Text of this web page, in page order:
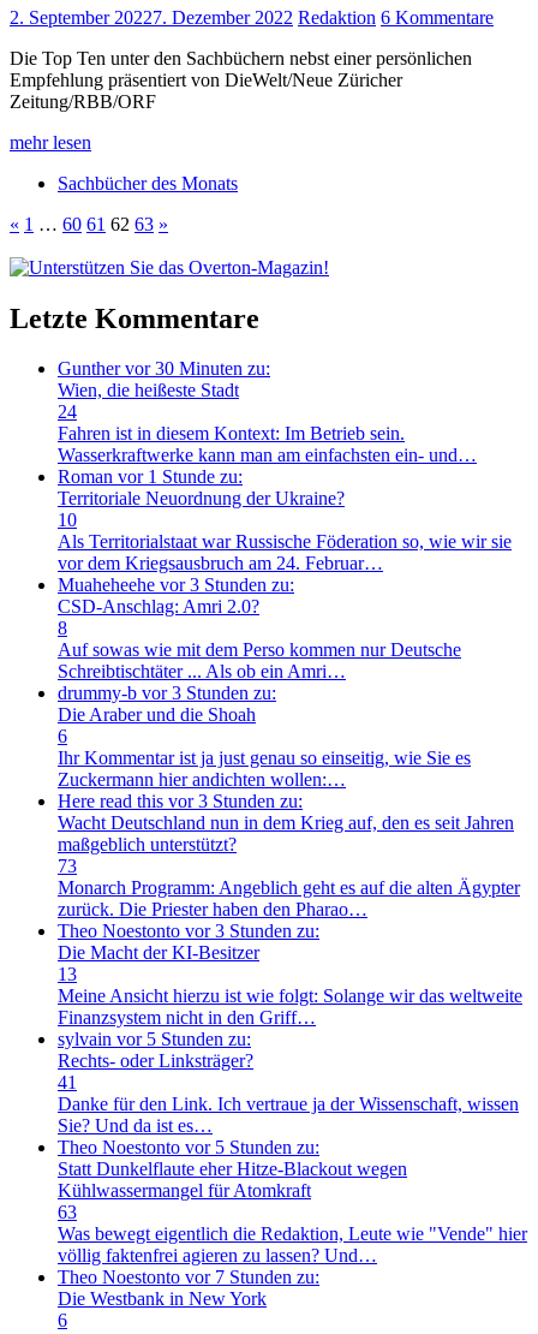
2. September 20227. Dezember 2022 Redaktion 6 Kommentare
Die Top Ten unter den Sachbüchern nebst einer persönlichen
Empfehlung präsentiert von DieWelt/Neue Züricher
Zeitung/RBB/ORF
mehr lesen
Sachbücher des Monats
Seitennummerierung
der
« Vorherige
1 … 60 61 62 63 Nächste
»
Letzte Kommentare
Gunthervor 30 Minuten zu:
Wien, die heißeste Stadt
24
Fahren ist in diesem Kontext: Im Betrieb sein.
Wasserkraftwerke kann man am einfachsten ein- und…
Roman vor 1 Stunde zu:
Territoriale Neuordnung der Ukraine?
10
Als Territorialstaat war Russische Föderation so, wie wir sie
vor dem Kriegsausbruch am 24. Februar…
Muaheheehe vor 3 Stunden zu:
CSD-Anschlag: Amri 2.0?
8
Auf sowas wie mit dem Perso kommen nur Deutsche
Schreibtischtäter ... Als ob ein Amri…
drummy-b vor 3 Stunden zu:
Die Araber und die Shoah
6
Ihr Kommentar ist ja just genau so einseitig, wie Sie es
Zuckermann hier andichten wollen:…
Here read this vor 3 Stunden zu:
Wacht Deutschland nun in dem Krieg auf, den es seit Jahren
maßgeblich unterstützt?
73
Monarch Programm: Angeblich geht es auf die alten Ägypter
zurück. Die Priester haben den Pharao…
Theo Noestonto vor 3 Stunden zu:
Die Macht der KI-Besitzer
13
Meine Ansicht hierzu ist wie folgt: Solange wir das weltweite
Finanzsystem nicht in den Griff…
sylvain vor 5 Stunden zu:
Rechts- oder Linksträger?
41
Danke für den Link. Ich vertraue ja der Wissenschaft, wissen
Sie? Und da ist es…
Theo Noestonto vor 5 Stunden zu:
Statt Dunkelflaute eher Hitze-Blackout wegen
Kühlwassermangel für Atomkraft
63
Was bewegt eigentlich die Redaktion, Leute wie "Vende" hier
völlig faktenfrei agieren zu lassen? Und…
Theo Noestonto vor 7 Stunden zu:
Die Westbank in New York
6